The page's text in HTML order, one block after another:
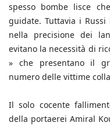
spesso bombe lisce
guidate. Tuttavia i
nella precisione dei
evitano la necessità di
» che presentano il
numero delle vittime
Il solo cocente
della portaerei Amiral